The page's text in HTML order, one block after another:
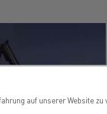
auf unserer Website